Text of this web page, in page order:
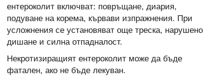
ентероколит включват: повръщане, диария,
подуване на корема, кървави изпражнения. При
усложнения се установяват още треска, нарушено
дишане и силна отпадналост.
Некротизиращият ентероколит може да бъде
фатален, ако не бъде лекуван.